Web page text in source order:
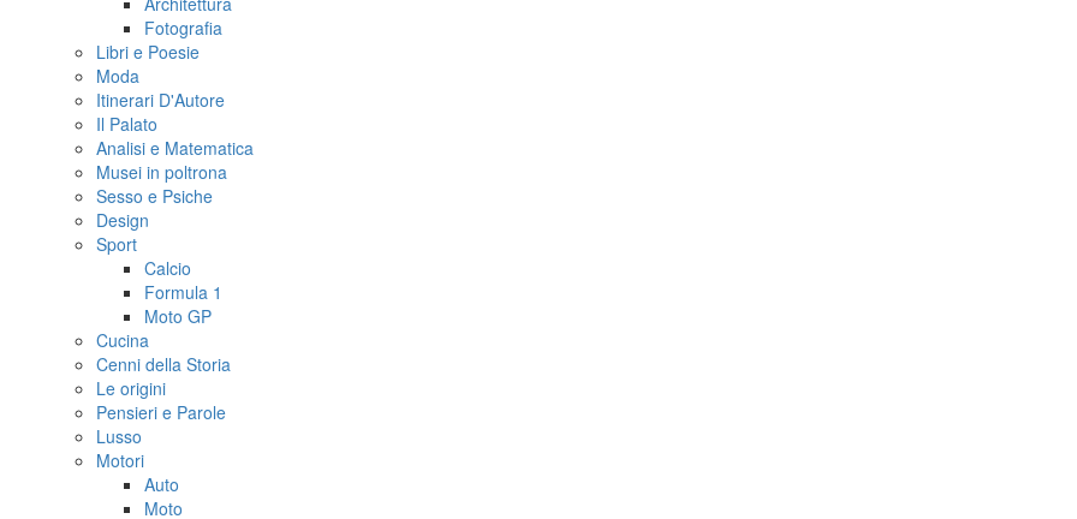
Fotografia
Libri e Poesie
Moda
Itinerari D'Autore
Il Palato
Analisi e Matematica
Musei in poltrona
Sesso e Psiche
Design
Sport
Calcio
Formula 1
Moto GP
Cucina
Cenni della Storia
Le origini
Pensieri e Parole
Lusso
Motori
Auto
Moto